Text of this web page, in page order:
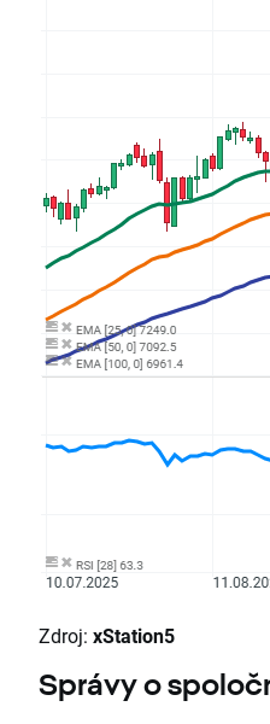
Zdroj: xStation5
Správy o